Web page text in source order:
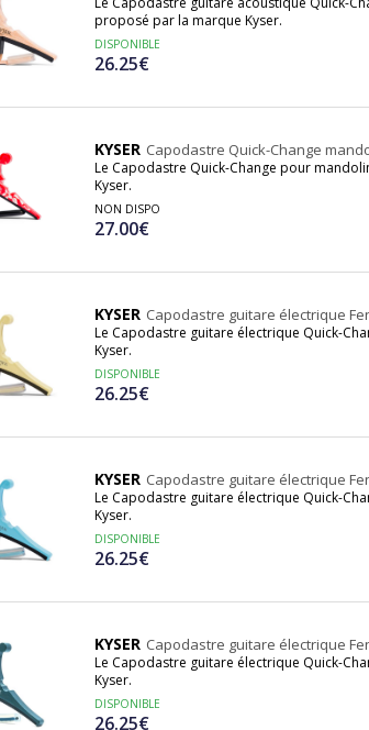
proposé par la marque Kyser.
DISPONIBLE
26.25€
KYSER Capodastre Quick-Change
Le Capodastre Quick-Change pour
Kyser.
NON DISPO
27.00€
KYSER Capodastre guitare électrique
Le Capodastre guitare électrique Quick-
Kyser.
DISPONIBLE
26.25€
KYSER Capodastre guitare électrique
Le Capodastre guitare électrique Quick-
Kyser.
DISPONIBLE
26.25€
KYSER Capodastre guitare électrique
Le Capodastre guitare électrique Quick-
Kyser.
DISPONIBLE
26.25€